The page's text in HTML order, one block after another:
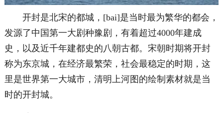
开封是北宋的都城，[bai]是当时最为繁华的都会，
发源了中国第一大剧种豫剧，有着超过4000年建成
史，以及近千年建都史的八朝古都。宋朝时期将开封
称为东京城，在经济最繁荣，社会最稳定的时期，这
里是世界第一大城市，清明上河图的绘制素材就是当
时的开封城。